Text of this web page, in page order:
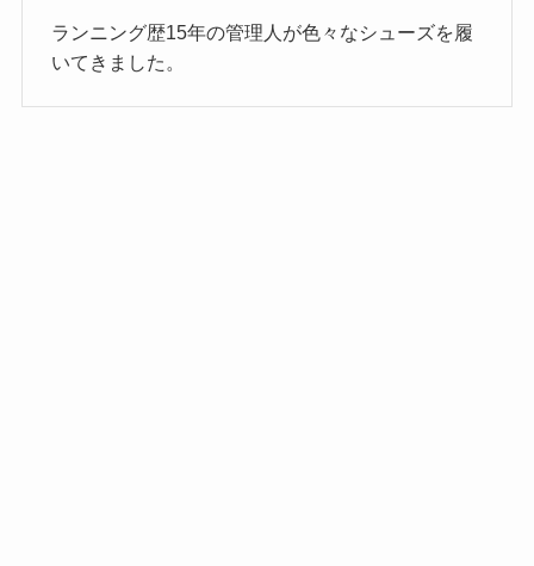
ランニング歴15年の管理人が色々なシューズを履
いてきました。